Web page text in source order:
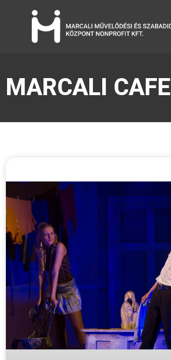
MARCALI CAFE